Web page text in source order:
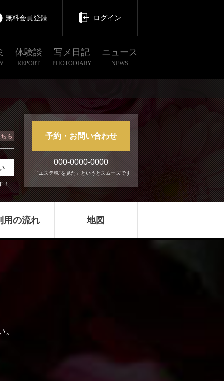
無料会員登録 ログイン
体験談
REPORT
写メ日記
PHOTODIARY
ニュース
NEWS
！
ら 予約・お問い合わせ
000-0000-0000
「"エステ魂"を見た」というとスムーズです
用の流れ 地図